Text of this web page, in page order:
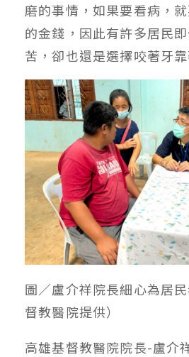
磨的事情，如果要看病，
的金錢，因此有許多居民
苦，卻也還是選擇咬著牙
圖／盧介祥院長細心為居
督教醫院提供）
高雄基督教醫院院長-盧介